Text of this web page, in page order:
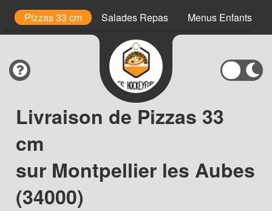
Pizzas 33 cm Salades Repas Menus Enfants
Livraison de Pizzas 33
cm
sur Montpellier les Aubes
(34000)